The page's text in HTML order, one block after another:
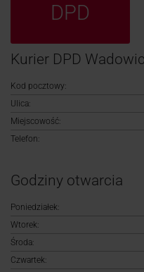
DPD
Kurier DPD
Kod pocztowy:
Ulica:
Miejscowość:
Telefon:
Godziny otwarcia
Poniedziałek:
Wtorek:
Środa:
Czwartek: